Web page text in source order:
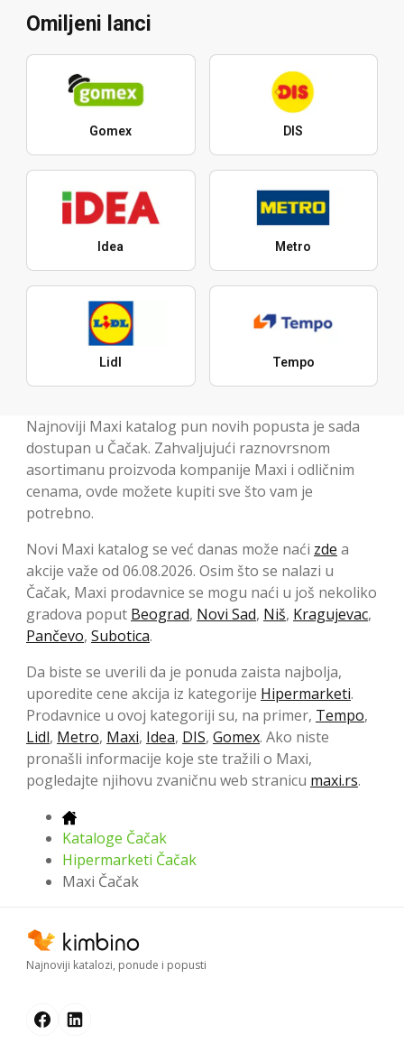
Omiljeni lanci
Gomex DIS
Idea Metro
Lidl Tempo
Najnoviji Maxi katalog pun novih popusta je sada
dostupan u Čačak. Zahvaljujući raznovrsnom
asortimanu proizvoda kompanije Maxi i odličnim
cenama, ovde možete kupiti sve što vam je
potrebno.
Novi Maxi katalog se već danas može naći zde a
akcije važe od 06.08.2026. Osim što se nalazi u
Čačak, Maxi prodavnice se mogu naći u još nekoliko
gradova poput Beograd, Novi Sad, Niš, Kragujevac,
Pančevo, Subotica.
Da biste se uverili da je ponuda zaista najbolja,
uporedite cene akcija iz kategorije Hipermarketi.
Prodavnice u ovoj kategoriji su, na primer, Tempo,
Lidl, Metro, Maxi, Idea, DIS, Gomex. Ako niste
pronašli informacije koje ste tražili o Maxi,
pogledajte njihovu zvaničnu web stranicu maxi.rs.
Kataloge Čačak
Hipermarketi Čačak
Maxi Čačak
Najnoviji katalozi, ponude i popusti